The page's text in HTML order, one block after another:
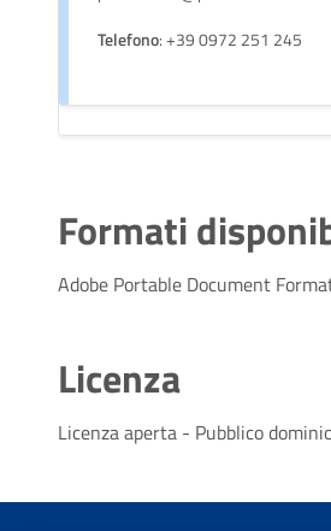
Telefono: +39 0972 251 245
Formati
Adobe Portable Document
Licenza
Licenza aperta - Pubblico